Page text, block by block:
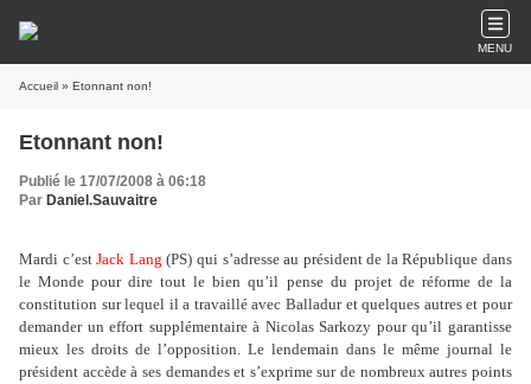
MENU
Accueil » Etonnant non!
Etonnant non!
Publié le 17/07/2008 à 06:18
Par Daniel.Sauvaitre
Mardi c’estJack Lang (PS) qui s’adresse au président de la République dans
le Monde pour dire tout le bien qu’il pense du projet de réforme de la
constitution sur lequel il a travaillé avec Balladur et quelques autres et pour
demander un effort supplémentaire à Nicolas Sarkozy pour qu’il garantisse
mieux les droits de l’opposition. Le lendemain dans le même journal le
président accède à ses demandes et s’exprime sur de nombreux autres points